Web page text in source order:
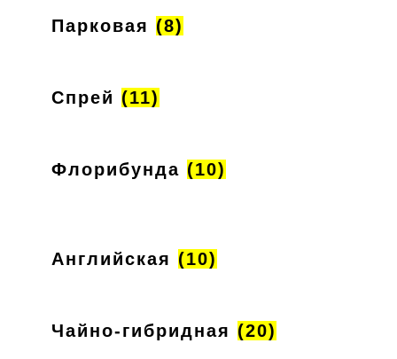
Парковая (8)
Спрей (11)
Флорибунда (10)
Английская (10)
Чайно-гибридная (20)